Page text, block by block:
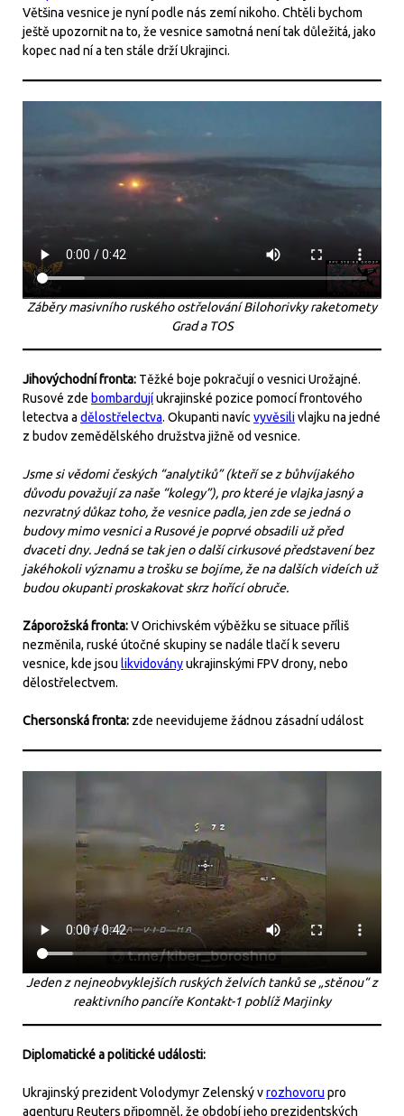
Většina vesnice je nyní podle nás zemí nikoho. Chtěli bychom
ještě upozornit na to, že vesnice samotná není tak důležitá, jako
kopec nad ní a ten stále drží Ukrajinci.
Záběry masivního ruského ostřelování Bilohorivky raketomety
Grad a TOS
Jihovýchodní fronta: Těžké boje pokračují o vesnici Urožajné.
Rusové zde bombardujíukrajinské pozice pomocí frontového
letectva a dělostřelectva. Okupanti navícvyvěsilivlajku na jedné
z budov zemědělského družstva jižně od vesnice.
Jsme si vědomi českých “analytiků” (kteří se z bůhvíjakého
důvodu považují za naše “kolegy”), pro které je vlajka jasný a
nezvratný důkaz toho, že vesnice padla, jen zde se jedná o
budovy mimo vesnici a Rusové je poprvé obsadili už před
dvaceti dny. Jedná se tak jen o další cirkusové představení bez
jakéhokoli významu a trošku se bojíme, že na dalších videích už
budou okupanti proskakovat skrz hořící obruče.
Záporožská fronta:V Orichivském výběžku se situace příliš
nezměnila, ruské útočné skupiny se nadále tlačí k severu
vesnice, kde jsou likvidoványukrajinskými FPV drony, nebo
dělostřelectvem.
Chersonská fronta: zde neevidujeme žádnou zásadní událost
Jeden z nejneobvyklejších ruských želvích tanků se „stěnou“ z
reaktivního pancíře Kontakt-1 poblíž Marjinky
Diplomatické a politické události:
Ukrajinský prezident Volodymyr Zelenský vrozhovoru pro
agenturu Reuters připomněl, že období jeho prezidentských